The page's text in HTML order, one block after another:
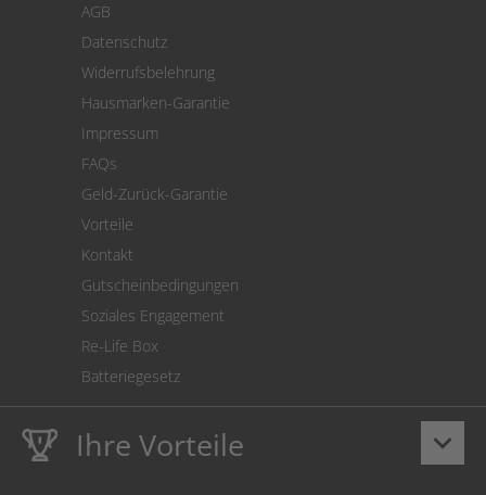
Cookie Einstellungen
AGB
Datenschutz
Widerrufsbelehrung
Hausmarken-Garantie
Impressum
FAQs
Geld-Zurück-Garantie
Vorteile
Kontakt
Gutscheinbedingungen
Soziales Engagement
Re-Life Box
Batteriegesetz
keyboard_arrow_down
Ihre Vorteile